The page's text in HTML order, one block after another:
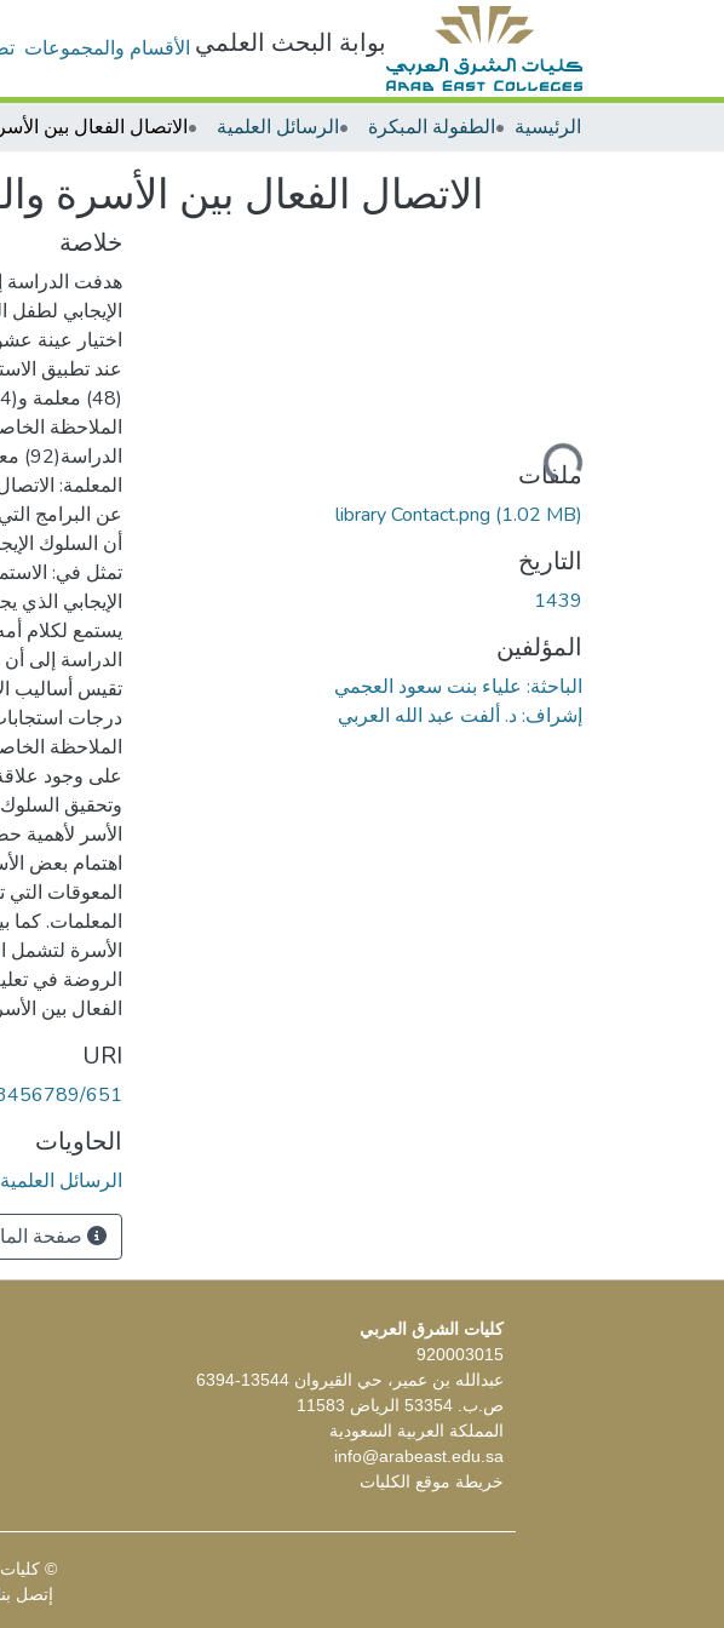
بوابة البحث العلمي الأقسام والمجموعات
الرئيسية الطفولة المبكرة الرسائل العلمية
الاتصال الفعال بين الأسرة
جاري التحميل...
ملفات
library Contact.png (1.02 MB)
التاريخ
1439
المؤلفين
الباحثة: علياء بنت سعود العجمي
إشراف: د. ألفت عبد الله العربي
خلاصة
هدفت الدراسة
الإيجابي
اختيار عينة
عند تطبيق
الملاحظة
المعلمة:
عن البرامج
أن السلوك
تمثل في:
الإيجابي
يستمع لكلام
الدراسة إلى
تقيس أساليب
درجات
الملاحظة
على وجود
وتحقيق
الأسر لأهمية
اهتمام بعض
المعوقات
المعلمات. كما
الأسرة لتشمل
الروضة في
الفعال بين
URI
651
الحاويات
الرسائل العلمية
صفحة
كليات الشرق العربي
920003015
عبدالله بن عمير، حي القيروان 13544-6394
ص.ب. 53354 الرياض 11583
المملكة العربية السعودية
info@arabeast.edu.sa
خريطة موقع الكليات
© كليات
إتصل